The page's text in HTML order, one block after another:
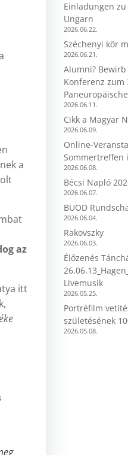
a
az
itt
Einladungen
Ungarn
2026.06.22.
Széchenyi kör
2026.06.21.
Alumni?
Konferenz zum
2026.06.11.
Cikk a Magyar
2026.06.09.
Online-
Sommertreffen
2026.06.08.
Bécsi Napló
2026.06.07.
BUOD
2026.06.04.
Rakovszky
2026.06.03.
Élőzenés
Livemusik
2026.05.25.
Portréfilm
születésének
2026.05.08.